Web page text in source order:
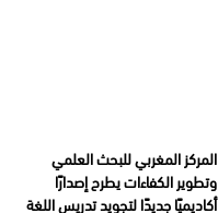
المركز المغربي للبحث العلمي
وتطوير الكفاءات يطرح إصدارًا
أكاديميًا جديدًا لتجويد تدريس اللغة